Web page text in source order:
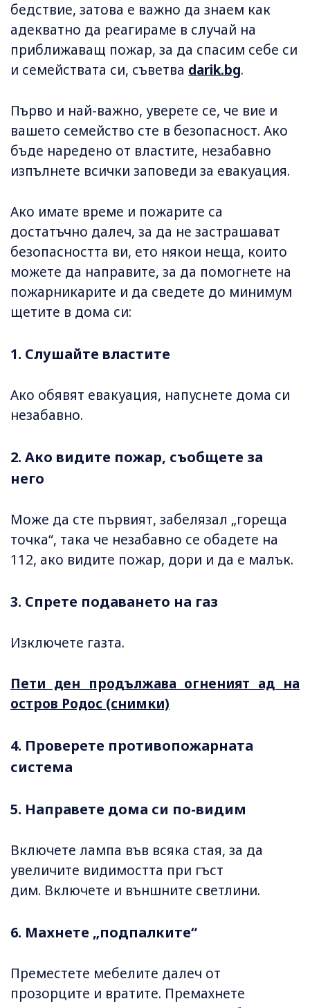
бедствие, затова е важно да знаем как
адекватно да реагираме в случай на
приближаващ пожар, за да спасим себе си
и семействата си, съветва darik.bg.
Първо и най-важно, уверете се, че вие ​​и
вашето семейство сте в безопасност. Ако
бъде наредено от властите, незабавно
изпълнете всички заповеди за евакуация.
Ако имате време и пожарите са
достатъчно далеч, за да не застрашават
безопасността ви, ето някои неща, които
можете да направите, за да помогнете на
пожарникарите и да сведете до минимум
щетите в дома си:
1. Слушайте властите
Ако обявят евакуация, напуснете дома си
незабавно.
2. Ако видите пожар, съобщете за
него
Може да сте първият, забелязал „гореща
точка“, така че незабавно се обадете на
112, ако видите пожар, дори и да е малък.
3. Спрете подаването на газ
Изключете газта.
Пети ден продължава огненият ад на
остров Родос (снимки)
4. Проверете противопожарната
система
5. Направете дома си по-видим
Включете лампа във всяка стая, за да
увеличите видимостта при гъст
дим. Включете и външните светлини.
6. Махнете „подпалките“
Преместете мебелите далеч от
прозорците и вратите. Премахнете